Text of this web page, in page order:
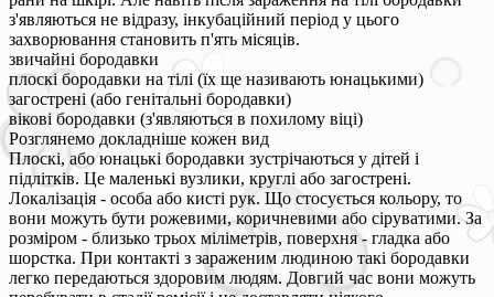
з'являються не відразу, інкубаційний період у цього
захворювання становить п'ять місяців.
звичайні бородавки
плоскі бородавки на тілі (їх ще називають юнацькими)
загострені (або генітальні бородавки)
вікові бородавки (з'являються в похилому віці)
Розглянемо докладніше кожен вид
Плоскі, або юнацькі бородавки зустрічаються у дітей і
підлітків. Це маленькі вузлики, круглі або загострені.
Локалізація - особа або кисті рук. Що стосується кольору, то
вони можуть бути рожевими, коричневими або сіруватими. За
розміром - близько трьох міліметрів, поверхня - гладка або
шорстка. При контакті з зараженим людиною такі бородавки
легко передаються здоровим людям. Довгий час вони можуть